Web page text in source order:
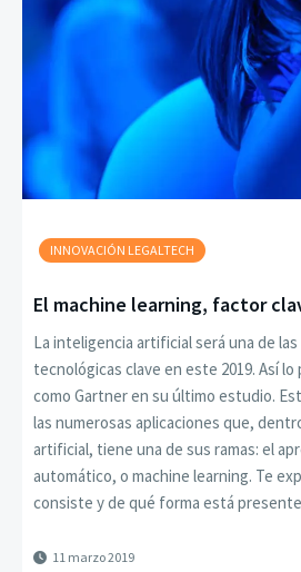
INNOVACIÓN LEGALTECH
El machine learning, factor
La inteligencia artificial será una de
tecnológicas clave en este 2019. Así
como Gartner en su último estudio.
las numerosas aplicaciones que,
artificial, tiene una de sus ramas: el
automático, o machine learning. Te
consiste y de qué forma está
11 marzo 2019